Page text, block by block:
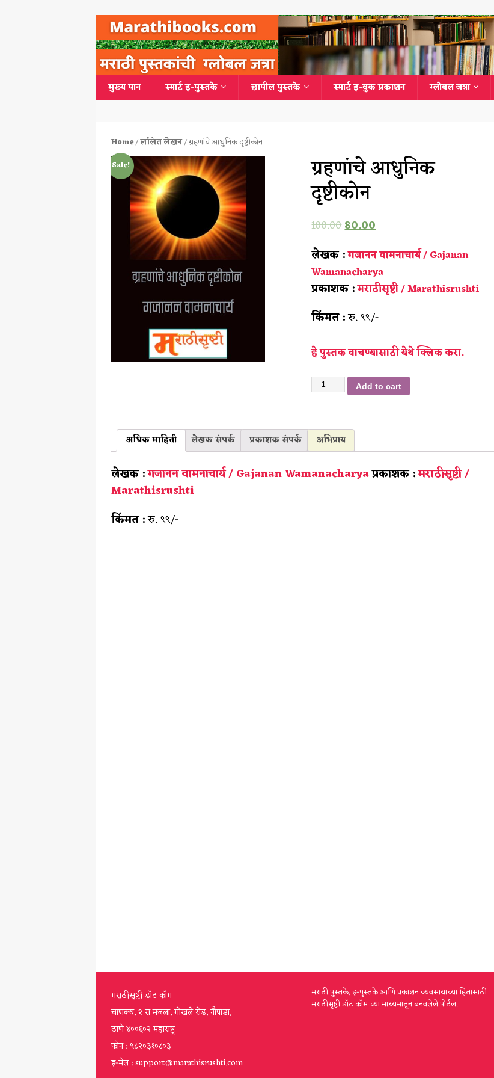
मुख्य पान स्मार्ट इ-पुस्तके छापील पुस्तके स्मार्ट इ-बुक प्रकाशन ग्लोबल जत्रा
Home/ललित लेखन/ ग्रहणांचे आधुनिक दृष्टीकोन
Sale! ग्रहणांचे आधुनिक
दृष्टीकोन
100.0080.00
लेखक :गजानन वामनाचार्य / Gajanan
Wamanacharya
प्रकाशक :मराठीसृष्टी / Marathisrushti
किंमत :रु. ९९/-
हे पुस्तक वाचण्यासाठी येथे क्लिक करा.
Add to cart
अधिक माहिती लेखक संपर्क प्रकाशक संपर्क अभिप्राय
लेखक :गजानन वामनाचार्य / Gajanan Wamanacharyaप्रकाशक :मराठीसृष्टी /
Marathisrushti
किंमत :रु. ९९/-
मराठीसृष्टी डॉट कॉम
चाणक्य, २ रा मजला, गोखले रोड, नौपाडा,
ठाणे ४००६०२ महाराष्ट्र
फोन : ९८२०३१०८०३
इ-मेल : support@marathisrushti.com
मराठी पुस्तके, इ-पुस्तके आणि प्रकाशन व्यवसायाच्या हितासाठी
मराठीसृष्टी डॉट कॉम च्या माध्यमातून बनवलेले पोर्टल.